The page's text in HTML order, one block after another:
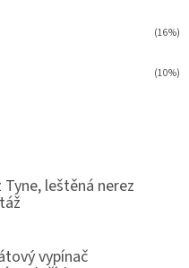
(16%)
(10%)
leštěná nerez
5 hvězdiček.
vypínač